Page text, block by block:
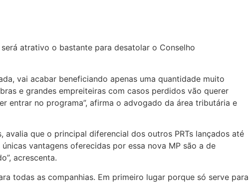
atrativo o bastante para desatolar o Conselho
vai acabar beneficiando apenas uma quantidade muito
e grandes empreiteiras com casos perdidos vão querer
entrar no programa”, afirma o advogado da área tributária e
que o principal diferencial dos outros PRTs lançados até
vantagens oferecidas por essa nova MP são a de
acrescenta.
todas as companhias. Em primeiro lugar porque só serve para